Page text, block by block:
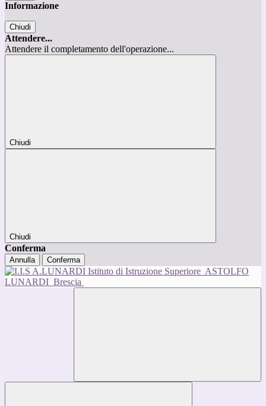
Informazione
Chiudi
Attendere...
Attendere il completamento dell'operazione...
Chiudi
Chiudi
Conferma
Annulla Conferma
Istituto di Istruzione Superiore ASTOLFO
LUNARDI Brescia